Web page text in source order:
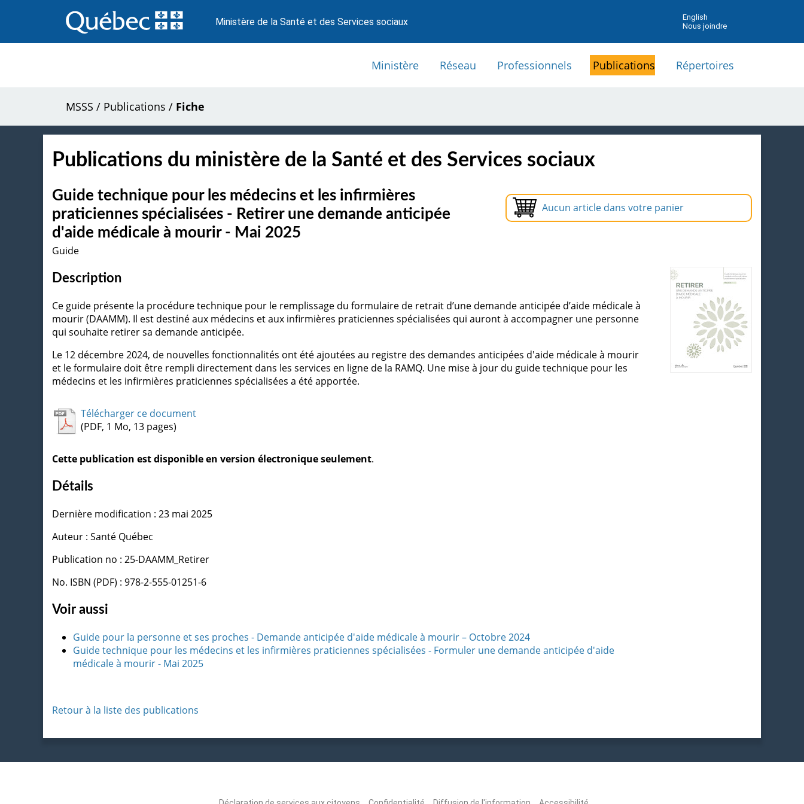
au
contenu
Ministère de la Santé et des Services sociaux
English
Nous joindre
Ministère Réseau Professionnels Publications Répertoires
MSSS / Publications / Fiche
Publications du ministère de la Santé et des Services sociaux
Aucun article dans votre panier
Guide technique pour les médecins et les infirmières
praticiennes spécialisées - Retirer une demande anticipée
d'aide médicale à mourir - Mai 2025
Guide
Description
Ce guide présente la procédure technique pour le remplissage du formulaire de retrait d’une demande anticipée d’aide médicale à
mourir (DAAMM). Il est destiné aux médecins et aux infirmières praticiennes spécialisées qui auront à accompagner une personne
qui souhaite retirer sa demande anticipée.
Le 12 décembre 2024, de nouvelles fonctionnalités ont été ajoutées au registre des demandes anticipées d'aide médicale à mourir
et le formulaire doit être rempli directement dans les services en ligne de la RAMQ. Une mise à jour du guide technique pour les
médecins et les infirmières praticiennes spécialisées a été apportée.
Télécharger ce document
(PDF, 1 Mo, 13 pages)
Cette publication est disponible en version électronique seulement.
Détails
Dernière modification : 23 mai 2025
Auteur : Santé Québec
Publication no : 25-DAAMM_Retirer
No. ISBN (PDF) : 978-2-555-01251-6
Voir aussi
Guide pour la personne et ses proches - Demande anticipée d'aide médicale à mourir – Octobre 2024
Guide technique pour les médecins et les infirmières praticiennes spécialisées - Formuler une demande anticipée d'aide
médicale à mourir - Mai 2025
Retour à la liste des publications